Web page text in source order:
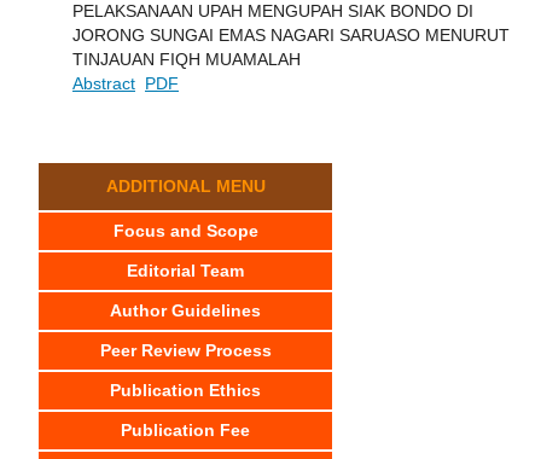
PELAKSANAAN UPAH MENGUPAH SIAK BONDO DI
JORONG SUNGAI EMAS NAGARI SARUASO MENURUT
TINJAUAN FIQH MUAMALAH
Abstract PDF
ADDITIONAL MENU
Focus and Scope
Editorial Team
Author Guidelines
Peer Review Process
Publication Ethics
Publication Fee